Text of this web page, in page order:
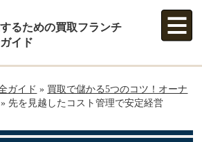
るための買取フランチ
イド
ガイド » 買取で儲かる5つのコツ！オーナ
»先を見越したコスト管理で安定経営